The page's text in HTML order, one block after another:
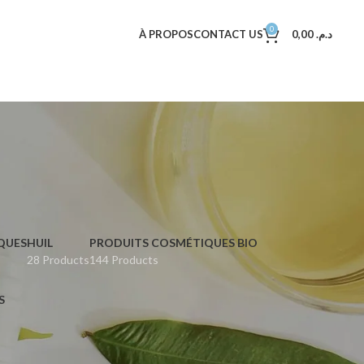
À PROPOSCONTACT US 0 د.م.0,00
HUIL
28 Products
PRODUITS COSMÉTIQUES BIO
144 Products